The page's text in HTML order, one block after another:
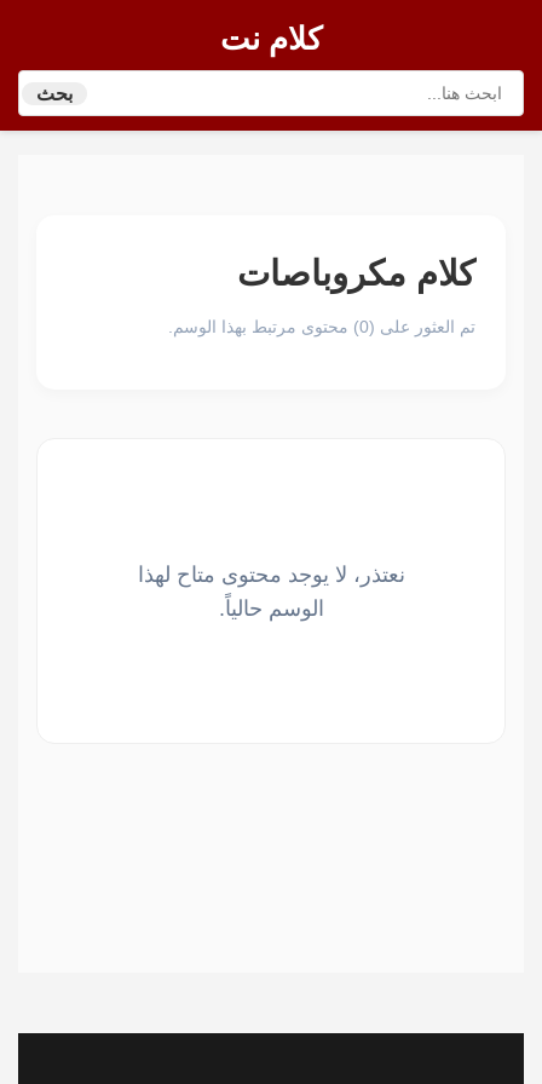
كلام نت
بحث
كلام مكروباصات
تم العثور على (0) محتوى مرتبط بهذا الوسم.
نعتذر، لا يوجد محتوى متاح لهذا
الوسم حالياً.